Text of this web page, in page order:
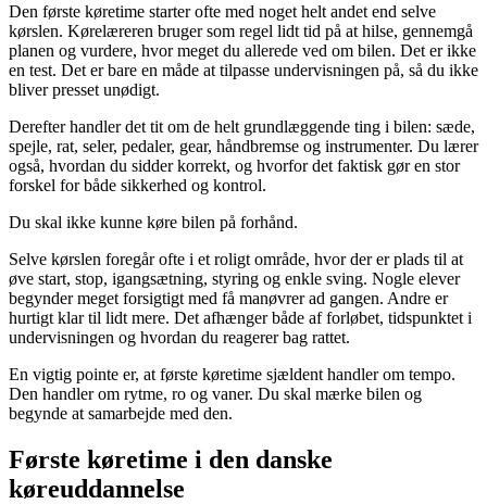
Den første køretime starter ofte med noget helt andet end selve
kørslen. Kørelæreren bruger som regel lidt tid på at hilse, gennemgå
planen og vurdere, hvor meget du allerede ved om bilen. Det er ikke
en test. Det er bare en måde at tilpasse undervisningen på, så du ikke
bliver presset unødigt.
Derefter handler det tit om de helt grundlæggende ting i bilen: sæde,
spejle, rat, seler, pedaler, gear, håndbremse og instrumenter. Du lærer
også, hvordan du sidder korrekt, og hvorfor det faktisk gør en stor
forskel for både sikkerhed og kontrol.
Du skal ikke kunne køre bilen på forhånd.
Selve kørslen foregår ofte i et roligt område, hvor der er plads til at
øve start, stop, igangsætning, styring og enkle sving. Nogle elever
begynder meget forsigtigt med få manøvrer ad gangen. Andre er
hurtigt klar til lidt mere. Det afhænger både af forløbet, tidspunktet i
undervisningen og hvordan du reagerer bag rattet.
En vigtig pointe er, at første køretime sjældent handler om tempo.
Den handler om rytme, ro og vaner. Du skal mærke bilen og
begynde at samarbejde med den.
Første køretime i den danske
køreuddannelse